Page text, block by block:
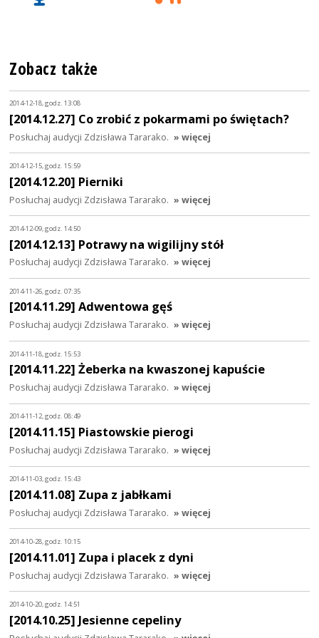
Zobacz także
2014-12-18, godz. 13:08
[2014.12.27] Co zrobić z pokarmami po świętach?
Posłuchaj audycji Zdzisława Tararako. » więcej
2014-12-15, godz. 15:59
[2014.12.20] Pierniki
Posłuchaj audycji Zdzisława Tararako. » więcej
2014-12-09, godz. 14:50
[2014.12.13] Potrawy na wigilijny stół
Posłuchaj audycji Zdzisława Tararako. » więcej
2014-11-26, godz. 07:35
[2014.11.29] Adwentowa gęś
Posłuchaj audycji Zdzisława Tararako. » więcej
2014-11-18, godz. 15:53
[2014.11.22] Żeberka na kwaszonej kapuście
Posłuchaj audycji Zdzisława Tararako. » więcej
2014-11-12, godz. 08:49
[2014.11.15] Piastowskie pierogi
Posłuchaj audycji Zdzisława Tararako. » więcej
2014-11-03, godz. 15:43
[2014.11.08] Zupa z jabłkami
Posłuchaj audycji Zdzisława Tararako. » więcej
2014-10-28, godz. 10:15
[2014.11.01] Zupa i placek z dyni
Posłuchaj audycji Zdzisława Tararako. » więcej
2014-10-20, godz. 14:51
[2014.10.25] Jesienne cepeliny